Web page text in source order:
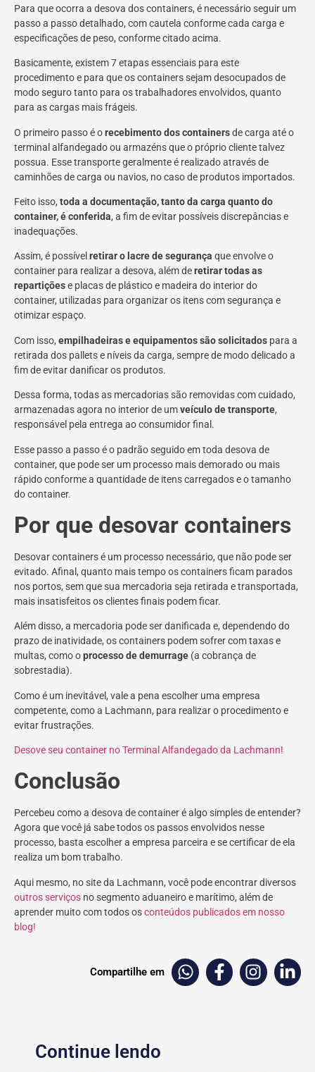
Para que ocorra a desova dos containers, é necessário seguir um
passo a passo detalhado, com cautela conforme cada carga e
especificações de peso, conforme citado acima.
Basicamente, existem 7 etapas essenciais para este
procedimento e para que os containers sejam desocupados de
modo seguro tanto para os trabalhadores envolvidos, quanto
para as cargas mais frágeis.
O primeiro passo é orecebimento dos containersde carga até o
terminal alfandegado ou armazéns que o próprio cliente talvez
possua. Esse transporte geralmente é realizado através de
caminhões de carga ou navios, no caso de produtos importados.
Feito isso, toda a documentação, tanto da carga quanto do
container, é conferida, a fim de evitar possíveis discrepâncias e
inadequações.
Assim, é possível retirar o lacre de segurança que envolve o
container para realizar a desova, além deretirar todas as
repartiçõese placas de plástico e madeira do interior do
container, utilizadas para organizar os itens com segurança e
otimizar espaço.
Com isso, empilhadeiras e equipamentos são solicitados para a
retirada dos pallets e níveis da carga, sempre de modo delicado a
fim de evitar danificar os produtos.
Dessa forma, todas as mercadorias são removidas com cuidado,
armazenadas agora no interior de umveículo de transporte,
responsável pela entrega ao consumidor final.
Esse passo a passo é o padrão seguido em toda desova de
container, que pode ser um processo mais demorado ou mais
rápido conforme a quantidade de itens carregados e o tamanho
do container.
Por que desovar containers
Desovar containers é um processo necessário, que não pode ser
evitado. Afinal, quanto mais tempo os containers ficam parados
nos portos, sem que sua mercadoria seja retirada e transportada,
mais insatisfeitos os clientes finais podem ficar.
Além disso, a mercadoria pode ser danificada e, dependendo do
prazo de inatividade, os containers podem sofrer com taxas e
multas, como oprocesso de demurrage (a cobrança de
sobrestadia).
Como é um inevitável, vale a pena escolher uma empresa
competente, como a Lachmann, para realizar o procedimento e
evitar frustrações.
Desove seu container no Terminal Alfandegado da Lachmann!
Conclusão
Percebeu como a desova de container é algo simples de entender?
Agora que você já sabe todos os passos envolvidos nesse
processo, basta escolher a empresa parceira e se certificar de ela
realiza um bom trabalho.
Aqui mesmo, no site da Lachmann, você pode encontrar diversos
outros serviços no segmento aduaneiro e marítimo, além de
aprender muito com todos osconteúdos publicados em nosso
blog!
Compartilhe em
Continue lendo